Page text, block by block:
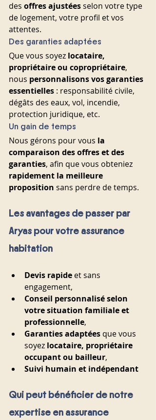
des offres ajustées selon votre type
de logement, votre profil et vos
attentes.
Des garanties adaptées
Que vous soyez locataire,
propriétaire ou copropriétaire,
nous personnalisons vos garanties
essentielles : responsabilité civile,
dégâts des eaux, vol, incendie,
protection juridique, etc.
Un gain de temps
Nous gérons pour vous la
comparaison des offres et des
garanties, afin que vous obteniez
rapidement la meilleure
proposition sans perdre de temps.
Les avantages de passer par
Aryas pour votre assurance
habitation
Devis rapide et sans
engagement,
Conseil personnalisé selon
votre situation familiale et
professionnelle,
Garanties adaptées que vous
soyez locataire, propriétaire
occupant ou bailleur,
Suivi humain et indépendant
Qui peut bénéficier de notre
expertise en assurance